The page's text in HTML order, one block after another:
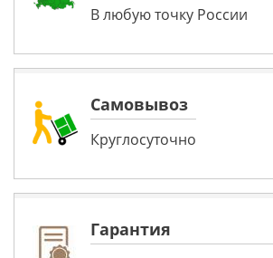
В любую точку России
Самовывоз
Круглосуточно
Гарантия